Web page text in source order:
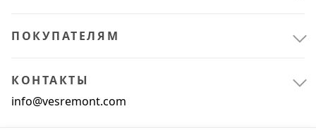
ПОКУПАТЕЛЯМ
КОНТАКТЫ
info@vesremont.com